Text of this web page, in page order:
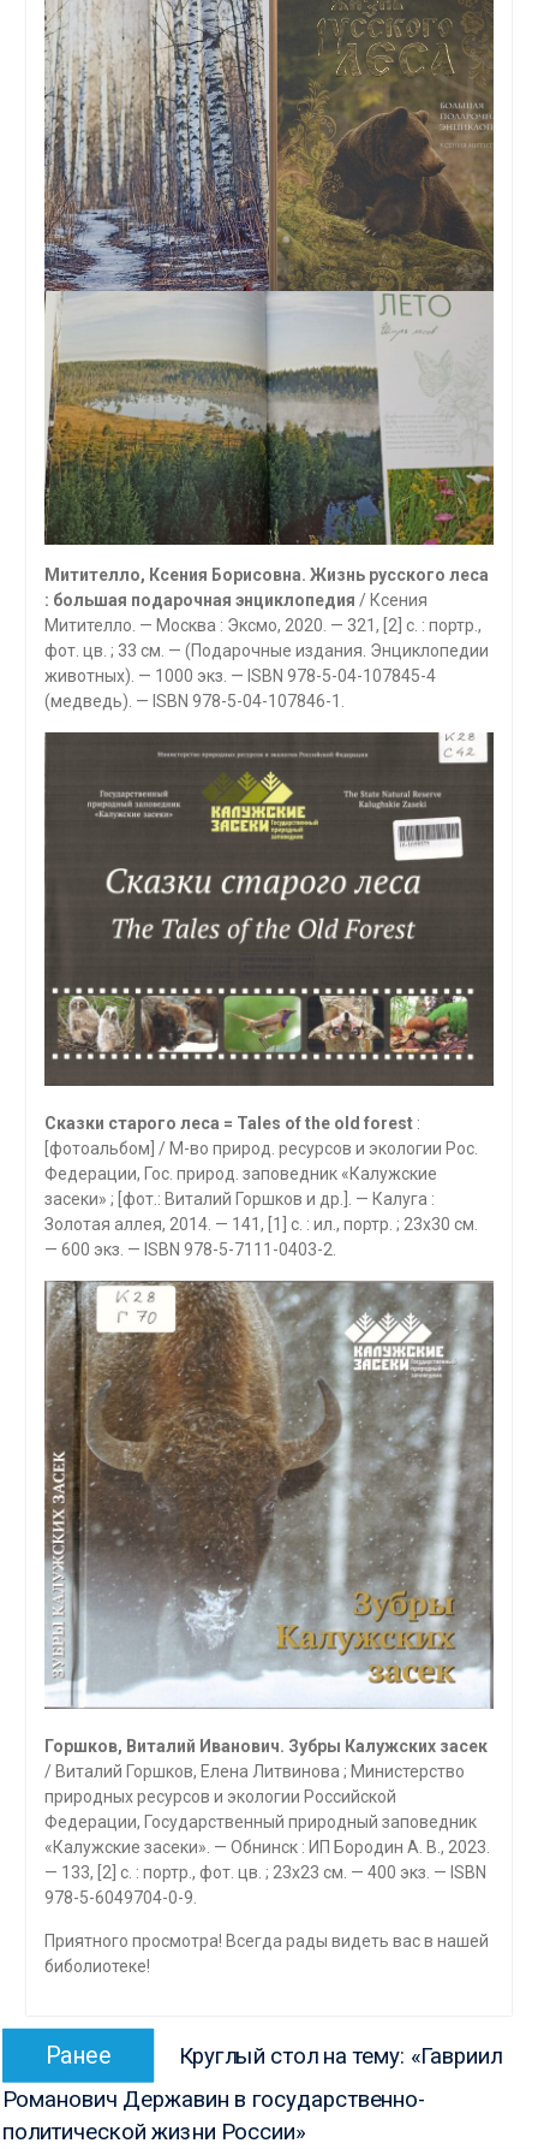
Митителло, Ксения Борисовна. Жизнь русского леса
: большая подарочная энциклопедия / Ксения
Митителло. — Москва : Эксмо, 2020. — 321, [2] с. : портр.,
фот. цв. ; 33 см. — (Подарочные издания. Энциклопедии
животных). — 1000 экз. — ISBN 978-5-04-107845-4
(медведь). — ISBN 978-5-04-107846-1.
Сказки старого леса = Tales of the old forest:
[фотоальбом] / М-во природ. ресурсов и экологии Рос.
Федерации, Гос. природ. заповедник «Калужские
засеки» ; [фот.: Виталий Горшков и др.]. — Калуга :
Золотая аллея, 2014. — 141, [1] с. : ил., портр. ; 23х30 см.
— 600 экз. — ISBN 978-5-7111-0403-2.
Горшков, Виталий Иванович. Зубры Калужских засек
/ Виталий Горшков, Елена Литвинова ; Министерство
природных ресурсов и экологии Российской
Федерации, Государственный природный заповедник
«Калужские засеки». — Обнинск : ИП Бородин А. В., 2023.
— 133, [2] с. : портр., фот. цв. ; 23х23 см. — 400 экз. — ISBN
978-5-6049704-0-9.
Приятного просмотра! Всегда рады видеть вас в нашей
биболиотеке!
Навигация
записям
Ранее
запись:
Круглый стол на тему: «Гавриил
Романович Державин в государственно-
политической жизни России»